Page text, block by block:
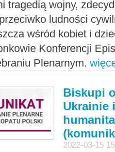
tragedią wojny,
ludności
wśród kobiet i
Konferencji
Plenarnym.
Biskupi
Ukrainie
2022-03-15